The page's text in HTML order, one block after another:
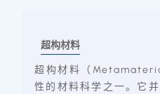
超构材料
超构材料（
性的材料科学之一。它